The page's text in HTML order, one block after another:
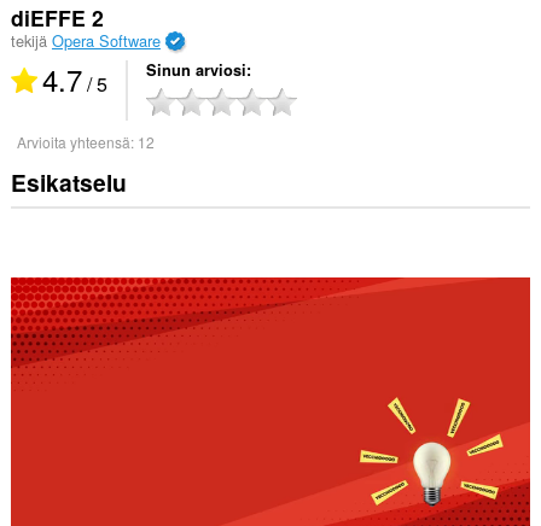
diEFFE 2
tekijä Opera Software
4.7/ 5 Sinun arviosi
Arvioita yhteensä: 12
Esikatselu